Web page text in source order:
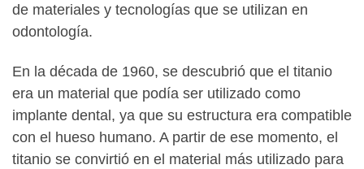
de materiales y tecnologías que se utilizan en
odontología.
En la década de 1960, se descubrió que el titanio
era un material que podía ser utilizado como
implante dental, ya que su estructura era compatible
con el hueso humano. A partir de ese momento, el
titanio se convirtió en el material más utilizado para